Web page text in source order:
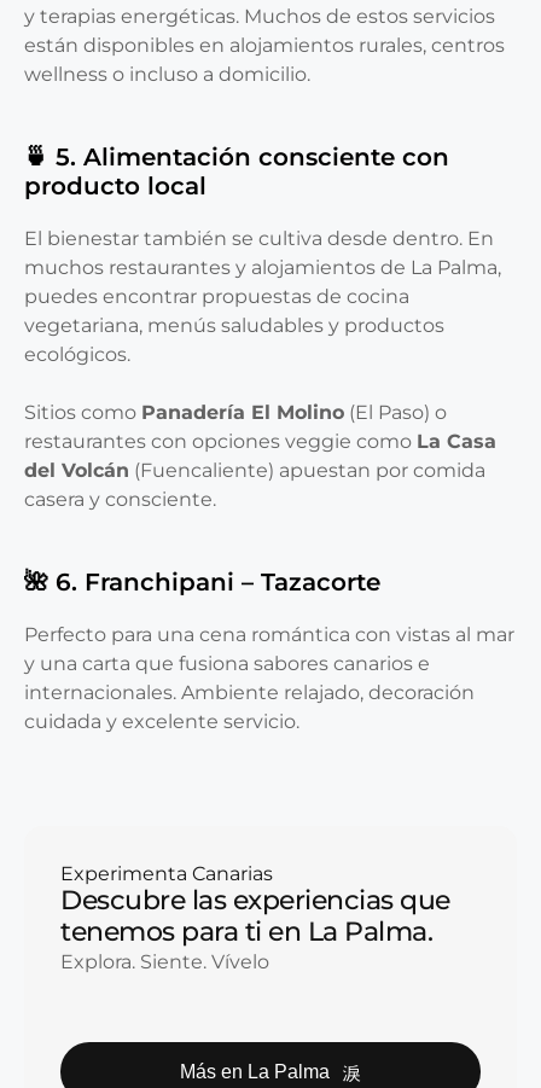
y terapias energéticas. Muchos de estos servicios
están disponibles en alojamientos rurales, centros
wellness o incluso a domicilio.
🍵 5. Alimentación consciente con
producto local
El bienestar también se cultiva desde dentro. En
muchos restaurantes y alojamientos de La Palma,
puedes encontrar propuestas de cocina
vegetariana, menús saludables y productos
ecológicos.
Sitios como Panadería El Molino (El Paso) o
restaurantes con opciones veggie como La Casa
del Volcán (Fuencaliente) apuestan por comida
casera y consciente.
🌺 6. Franchipani – Tazacorte
Perfecto para una cena romántica con vistas al mar
y una carta que fusiona sabores canarios e
internacionales. Ambiente relajado, decoración
cuidada y excelente servicio.
Experimenta Canarias
Descubre las experiencias que
tenemos para ti en La Palma.
Explora. Siente. Vívelo
Más en La Palma